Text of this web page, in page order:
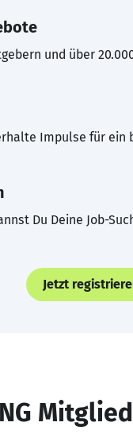
und über
Impulse für ein
Du Deine Job-
Jetzt